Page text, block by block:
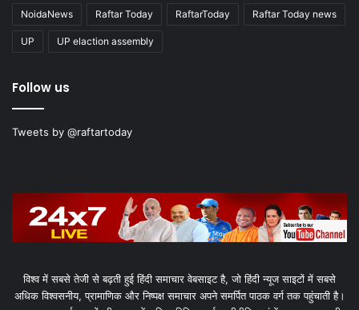
NoidaNews Raftar Today RaftarToday Raftar Today news
UP UP elaction assembly
Follow us
Tweets by @raftartoday
विश्व में सबसे तेजी से बढ़ती हुई हिंदी समाचार वेबसाइट है, जो हिंदी न्यूज साइटों में सबसे
अधिक विश्वसनीय, प्रामाणिक और निष्पक्ष समाचार अपने समर्पित पाठक वर्ग तक पहुंचाती है।